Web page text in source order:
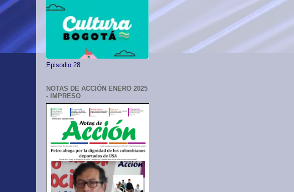
Episodio 28
NOTAS DE ACCIÓN ENERO 2025
- IMPRESO